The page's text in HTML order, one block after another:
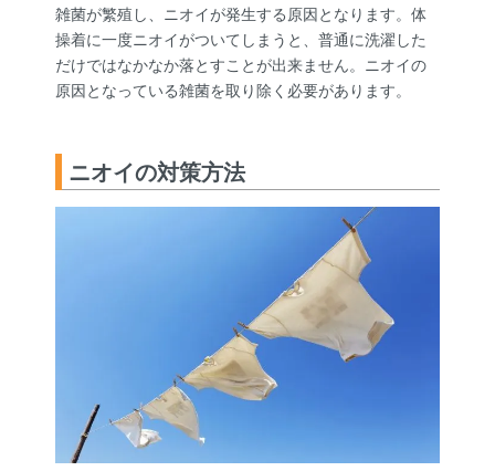
雑菌が繁殖し、ニオイが発生する原因となります。体
操着に一度ニオイがついてしまうと、普通に洗濯した
だけではなかなか落とすことが出来ません。ニオイの
原因となっている雑菌を取り除く必要があります。
ニオイの対策方法